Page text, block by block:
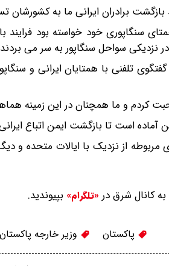
بازگشت برادران ایرانی ما به
سواحل سنگاپور به سر می بردند
گفتگوی تلفنی با همتایان ایرانی و
کردم و ما همچنان در این زمینه
آماده است تا بازگشت ایمن اتباع
از نزدیک با ایالات متحده و
به کانال شرق در «تلگرام» بپیوندید.
پاکستان وزیر خارجه پاکستان